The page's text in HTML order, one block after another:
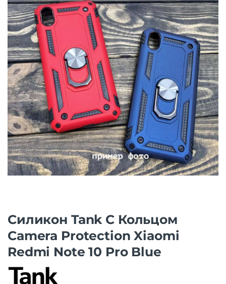
Силикон Tank С Кольцом
Camera Protection Xiaomi
Redmi Note 10 Pro Blue